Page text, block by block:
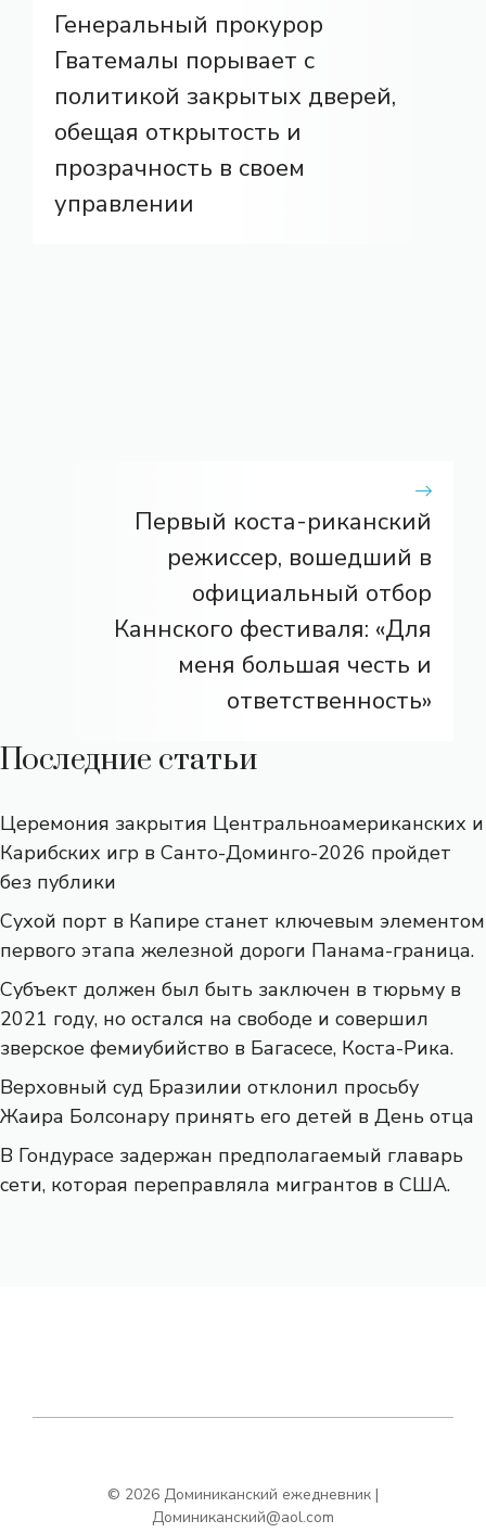
Генеральный прокурор
Гватемалы порывает с
политикой закрытых дверей,
обещая открытость и
прозрачность в своем
управлении
Первый коста-риканский
режиссер, вошедший в
официальный отбор
Каннского фестиваля: «Для
меня большая честь и
ответственность»
Последние статьи
Церемония закрытия Центральноамериканских и
Карибских игр в Санто-Доминго-2026 пройдет
без публики
Сухой порт в Капире станет ключевым элементом
первого этапа железной дороги Панама-граница.
Субъект должен был быть заключен в тюрьму в
2021 году, но остался на свободе и совершил
зверское фемиубийство в Багасесе, Коста-Рика.
Верховный суд Бразилии отклонил просьбу
Жаира Болсонару принять его детей в День отца
В Гондурасе задержан предполагаемый главарь
сети, которая переправляла мигрантов в США.
© 2026 Доминиканский ежедневник |
Доминиканский@aol.com